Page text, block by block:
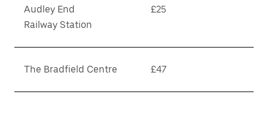
Audley End
Railway Station
£25
The Bradfield Centre £47